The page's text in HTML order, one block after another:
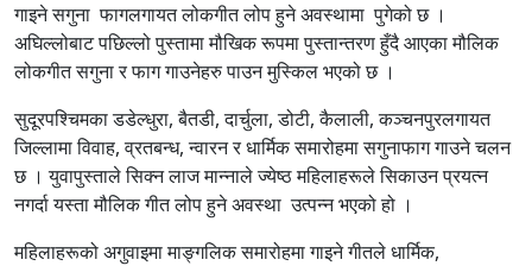
गाइने सगुना फागलगायत लोकगीत लोप हुने अवस्थामा पुगेको छ ।
अघिल्लोबाट पछिल्लो पुस्तामा मौखिक रूपमा पुस्तान्तरण हुँदै आएका मौलिक
लोकगीत सगुना र फाग गाउनेहरु पाउन मुस्किल भएको छ ।
सुदूरपश्चिमका डडेल्धुरा, बैतडी, दार्चुला, डोटी, कैलाली, कञ्चनपुरलगायत
जिल्लामा विवाह, व्रतबन्ध, न्वारन र धार्मिक समारोहमा सगुनाफाग गाउने चलन
छ । युवापुस्ताले सिक्न लाज मान्नाले ज्येष्ठ महिलाहरूले सिकाउन प्रयत्न
नगर्दा यस्ता मौलिक गीत लोप हुने अवस्था उत्पन्न भएको हो ।
महिलाहरूको अगुवाइमा माङ्गलिक समारोहमा गाइने गीतले धार्मिक,